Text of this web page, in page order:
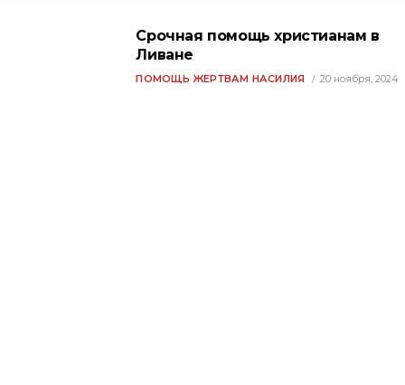
Срочная помощь христианам в
Ливане
ПОМОЩЬ ЖЕРТВАМ НАСИЛИЯ 20 ноября, 2024